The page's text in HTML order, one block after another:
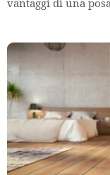
vantaggi di una